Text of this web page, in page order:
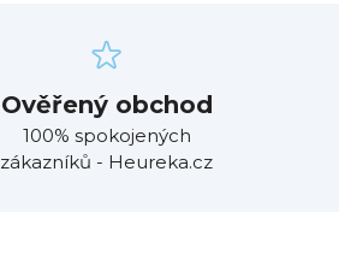
Ověřený obchod
100% spokojených
zákazníků - Heureka.cz